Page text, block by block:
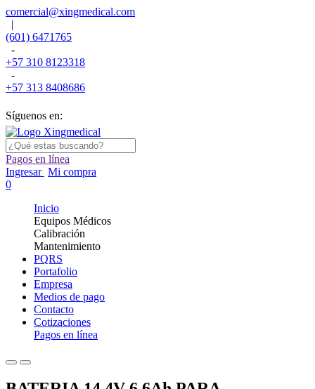
comercial@xingmedical.com
|
(601) 6471765
-
+57 310 8123318
-
+57 313 8408686
Síguenos en:
Pagos en línea
Ingresar Mi compra
0
Inicio
Equipos Médicos
Calibración
Mantenimiento
PQRS
Portafolio
Empresa
Medios de pago
Contacto
Cotizaciones
Pagos en línea